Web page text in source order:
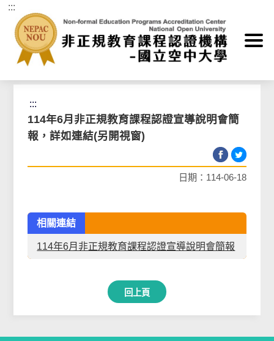
跳到主要內容區塊
:::
首頁>最新消息 非正規教育課程認證機構公告
:::
114年6月非正規教育課程認證宣導說明會簡
報，詳如連結(另開視窗)
日期：114-06-18
相關連結
114年6月非正規教育課程認證宣導說明會簡報
回上頁